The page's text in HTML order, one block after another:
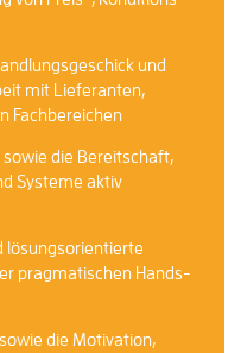
und
mit Lieferanten,
Fachbereichen
die Bereitschaft,
Systeme aktiv
lösungsorientierte
pragmatischen Hands-
die Motivation,